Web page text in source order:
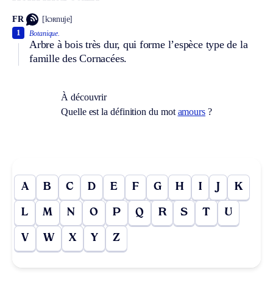
FR [kɔʀnuje]
Botanique.
Arbre à bois très dur, qui forme l’espèce type de la
famille des Cornacées.
1
À découvrir
Quelle est la définition du mot amours ?
A B C D E F G H I J K
L M N O P Q R S T U
V W X Y Z